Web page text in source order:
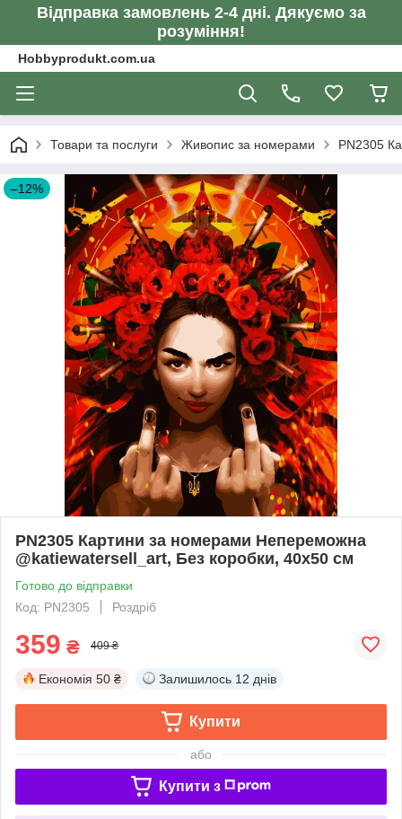
Відправка замовлень 2-4 дні. Дякуємо за
розуміння!
Hobbyprodukt.com.ua
Товари та послуги Живопис за номерами PN2305
–12%
PN2305 Картини за номерами Непереможна
@katiewatersell_art, Без коробки, 40х50 см
Готово до відправки
Код: PN2305
Роздріб
359 ₴ 409 ₴
Економія 50 ₴ Залишилось 12 днів
Купити
або
Купити з